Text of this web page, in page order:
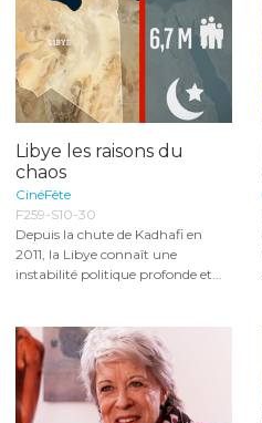
Libye les raisons du
chaos
CinéFête
F259-S10-30
Depuis la chute de Kadhafi en
2011, la Libye connaît une
instabilité politique profonde et...